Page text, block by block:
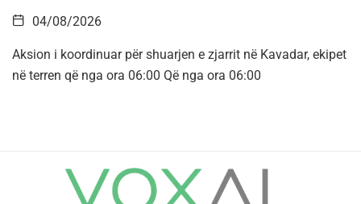
04/08/2026
Aksion i koordinuar për shuarjen e zjarrit në Kavadar, ekipet
në terren që nga ora 06:00 Që nga ora 06:00